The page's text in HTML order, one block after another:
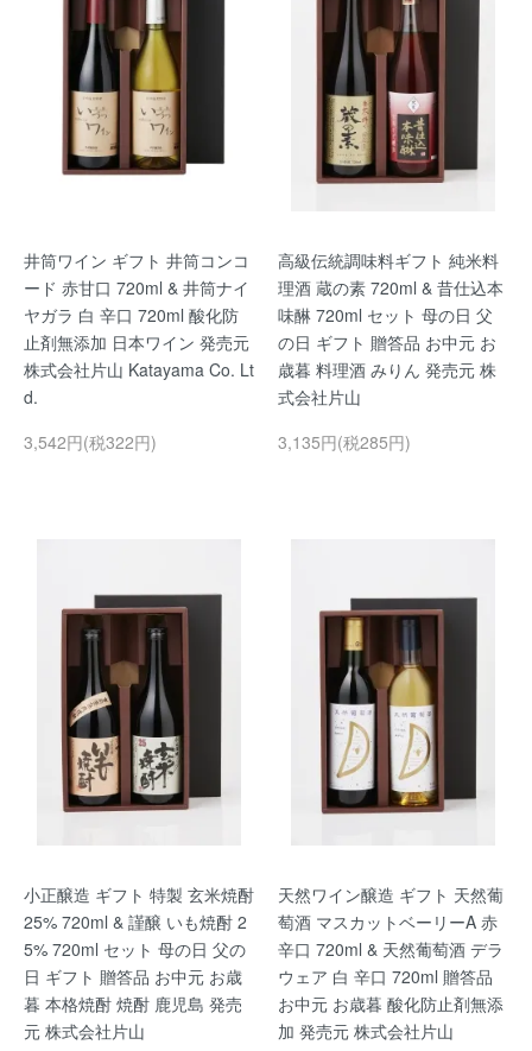
井筒ワイン ギフト 井筒コンコ
ード 赤甘口 720ml & 井筒ナイ
ヤガラ 白 辛口 720ml 酸化防
止剤無添加 日本ワイン 発売元
株式会社片山 Katayama Co. Lt
d.
3,542円(税322円)
高級伝統調味料ギフト 純米料
理酒 蔵の素 720ml & 昔仕込本
味醂 720ml セット 母の日 父
の日 ギフト 贈答品 お中元 お
歳暮 料理酒 みりん 発売元 株
式会社片山
3,135円(税285円)
小正醸造 ギフト 特製 玄米焼酎
25% 720ml & 謹醸 いも焼酎 2
5% 720ml セット 母の日 父の
日 ギフト 贈答品 お中元 お歳
暮 本格焼酎 焼酎 鹿児島 発売
元 株式会社片山
天然ワイン醸造 ギフト 天然葡
萄酒 マスカットベーリーA 赤
辛口 720ml & 天然葡萄酒 デラ
ウェア 白 辛口 720ml 贈答品
お中元 お歳暮 酸化防止剤無添
加 発売元 株式会社片山